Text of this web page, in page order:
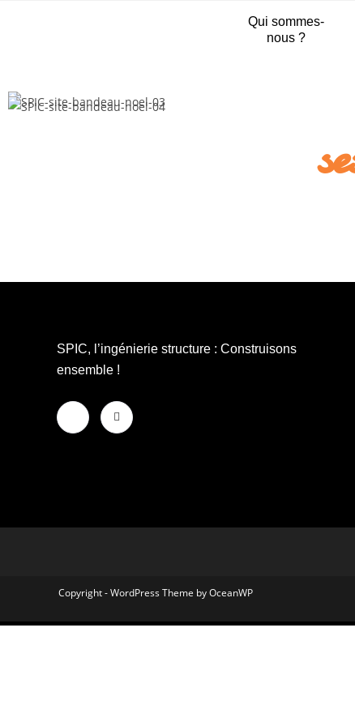
Qui sommes-
nous ?​
SPIC, l’ingénierie structure : Construisons
ensemble !
Copyright - WordPress Theme by OceanWP